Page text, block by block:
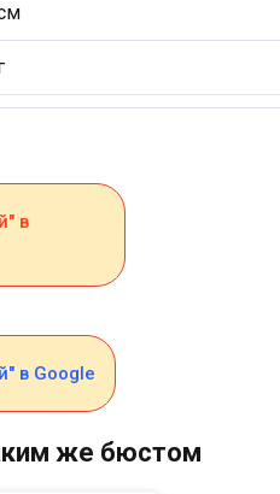
в
в Google
же бюстом